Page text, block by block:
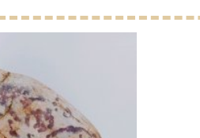
而形成。
价值，它
地、图纹